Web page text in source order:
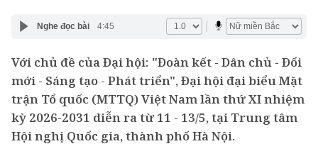
Nghe đọc bài 4:45
Với chủ đề của Đại hội: "Đoàn kết - Dân chủ - Đổi
mới - Sáng tạo - Phát triển", Đại hội đại biểu Mặt
trận Tổ quốc (MTTQ) Việt Nam lần thứ XI nhiệm
kỳ 2026-2031 diễn ra từ 11 - 13/5, tại Trung tâm
Hội nghị Quốc gia, thành phố Hà Nội.